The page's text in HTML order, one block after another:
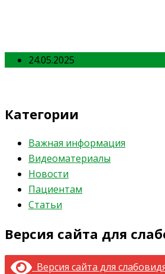
24.05.2025
Категории
Важная информация
Видеоматериалы
Новости
Пациентам
Статьи
Версия сайта для
Версия сайта для